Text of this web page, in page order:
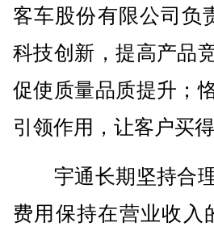
客车股份有限公司负
科技创新，提高产品
促使质量品质提升；
引领作用，让客户买
宇通长期坚持合理
费用保持在营业收入